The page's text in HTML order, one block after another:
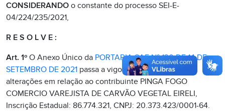
CONSIDERANDO o constante do processo SEI-E-
04/224/235/2021,
R E S O L V E :
Art. 1º O Anexo Único da PORTARIA SAF Nº 130 DE 14 DE
SETEMBRO DE 2021 passa a vigorar com as seguintes
alterações em relação ao contribuinte PINGA FOGO
COMERCIO VAREJISTA DE CARVÃO VEGETAL EIRELI,
Inscrição Estadual: 86.774.321, CNPJ: 20.373.423/0001-64.